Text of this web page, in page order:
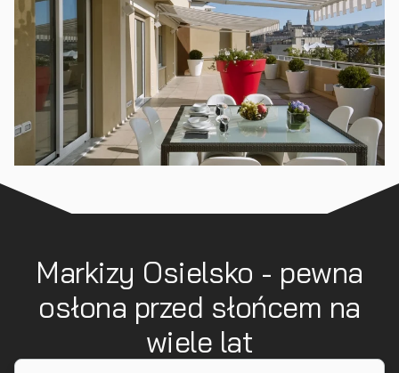
Markizy Osielsko - pewna
osłona przed słońcem na
wiele lat